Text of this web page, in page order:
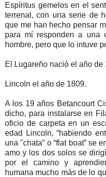
Espíritus gemelos en el
terrenal, con una serie de
que me han hecho pensar
para mí responden a una
hombre, pero que lo intuve
El Lugareño nació el año de
Lincoln el año de 1809.
A los 19 años Betancourt
dicho, para instalarse en
oficio de carpeta en un
edad Lincoln, “habiendo
una "chata” o “flat boat” se
amo y los dos solos se
por el camino y
humana mucho más de lo